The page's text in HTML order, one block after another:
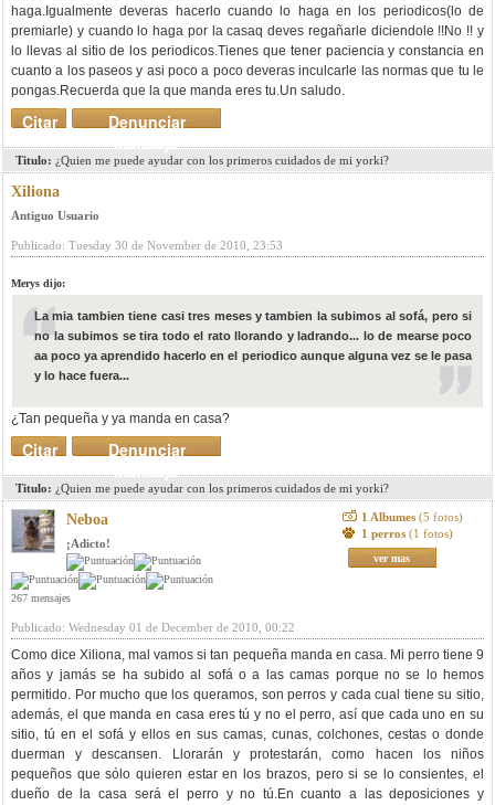
haga.Igualmente deveras hacerlo cuando lo haga en los periodicos(lo de
premiarle) y cuando lo haga por la casaq deves regañarle diciendole !!No !! y
lo llevas al sitio de los periodicos.Tienes que tener paciencia y constancia en
cuanto a los paseos y asi poco a poco deveras inculcarle las normas que tu le
pongas.Recuerda que la que manda eres tu.Un saludo.
Denunciar
mensaje
Citar
Titulo: ¿Quien me puede ayudar con los primeros cuidados de mi yorki?
Xiliona
Antiguo Usuario
Publicado: Tuesday 30 de November de 2010, 23:53
Merys dijo:
La mia tambien tiene casi tres meses y tambien la subimos al sofá, pero si
no la subimos se tira todo el rato llorando y ladrando... lo de mearse poco
aa poco ya aprendido hacerlo en el periodico aunque alguna vez se le pasa
y lo hace fuera...
¿Tan pequeña y ya manda en casa?
Denunciar
mensaje
Citar
Titulo: ¿Quien me puede ayudar con los primeros cuidados de mi yorki?
Neboa
¡Adicto!
267 mensajes
1 Albumes (5 fotos)
1 perros (1 fotos)
ver mas
Publicado: Wednesday 01 de December de 2010, 00:22
Como dice Xiliona, mal vamos si tan pequeña manda en casa. Mi perro tiene 9
años y jamás se ha subido al sofá o a las camas porque no se lo hemos
permitido. Por mucho que los queramos, son perros y cada cual tiene su sitio,
además, el que manda en casa eres tú y no el perro, así que cada uno en su
sitio, tú en el sofá y ellos en sus camas, cunas, colchones, cestas o donde
duerman y descansen. Llorarán y protestarán, como hacen los niños
pequeños que sólo quieren estar en los brazos, pero si se lo consientes, el
dueño de la casa será el perro y no tú.En cuanto a las deposiciones y